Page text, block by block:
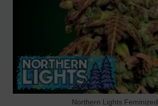
Northern Lights Feminized